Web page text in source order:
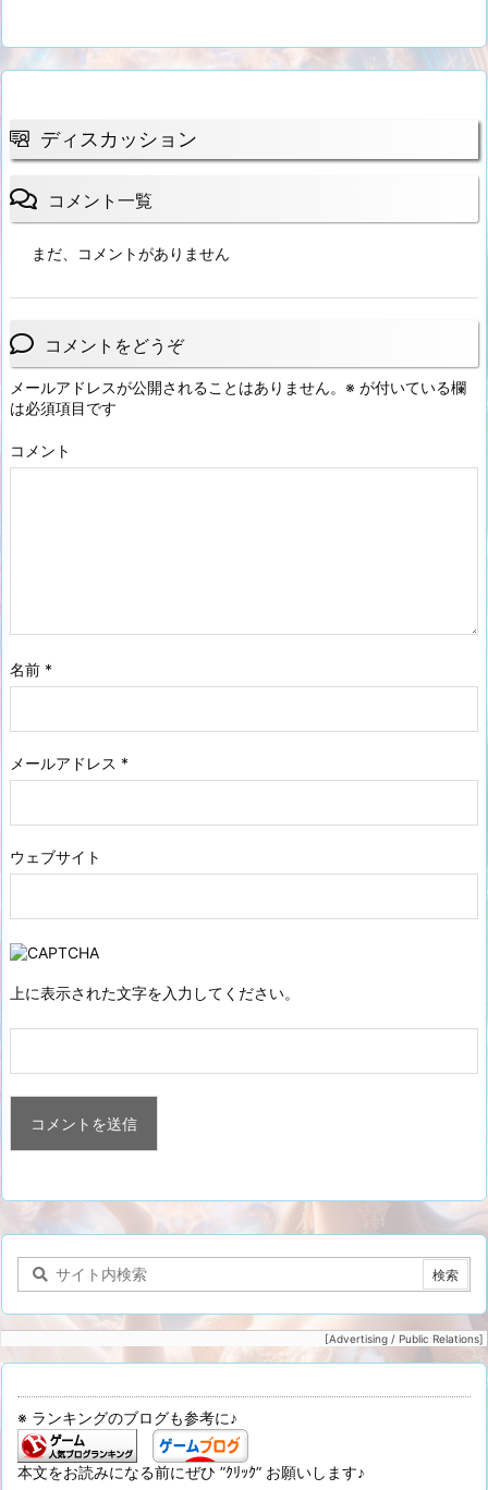
ディスカッション
コメント一覧
まだ、コメントがありません
コメントをどうぞ
メールアドレスが公開されることはありません。 ※ が付いている欄
は必須項目です
コメント
名前 *
メールアドレス *
ウェブサイト
上に表示された文字を入力してください。
[Advertising / Public Relations]
※ ランキングのブログも参考に♪
本文をお読みになる前にぜひ ”ｸﾘｯｸ” お願いします♪